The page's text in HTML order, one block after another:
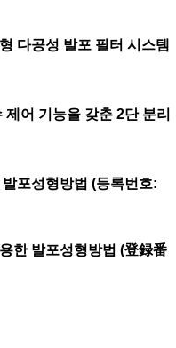
다공성 발포 필터 시스템
어 기능을 갖춘 2단 분리
포성형방법 (등록번호:
한 발포성형방법 (登録番